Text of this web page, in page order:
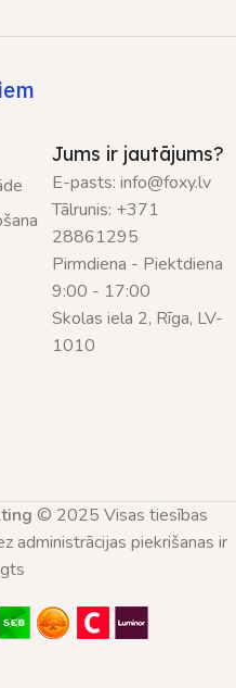
Jums ir jautājums?
E-pasts: info@foxy.lv
Tālrunis: +371
28861295
Pirmdiena - Piektdiena
9:00 - 17:00
Skolas iela 2, Rīga, LV-
1010
© 2025 Visas tiesības
administrācijas piekrišanas ir